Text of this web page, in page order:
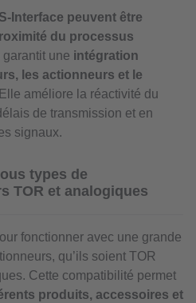
Interface peuvent être
du processus
une intégration
les actionneurs et le
améliore la réactivité du
de transmission et en
signaux.
types de
TOR et analogiques
fonctionner avec une grande
qu’ils soient TOR
Cette compatibilité permet
produits, accessoires et